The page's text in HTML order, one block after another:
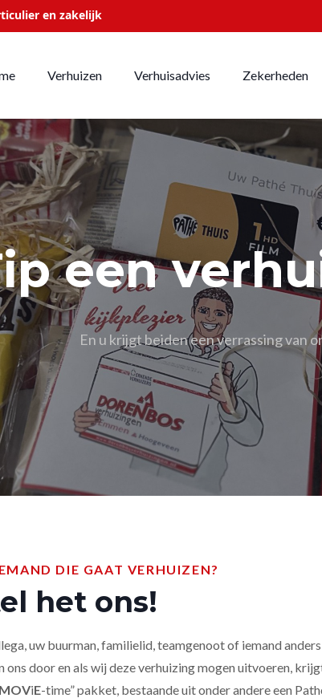
en zakelijk
Verhuizen Verhuisadvies Zekerheden
een
En u krijgt beiden een verrassing van
DIE GAAT VERHUIZEN?
het ons!
uw buurman, familielid, teamgenoot of iemand
ons door en als wij deze verhuizing mogen uitvoeren,
MOViE-time” pakket, bestaande uit onder andere een